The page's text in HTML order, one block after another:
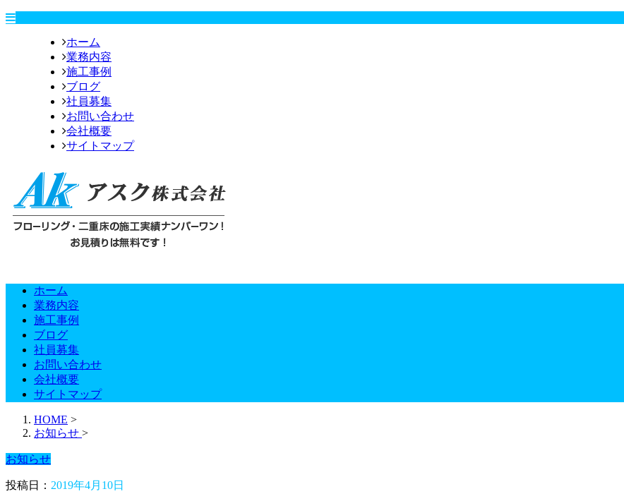
ホーム
業務内容
施工事例
ブログ
社員募集
お問い合わせ
会社概要
サイトマップ
ホーム
業務内容
施工事例
ブログ
社員募集
お問い合わせ
会社概要
サイトマップ
HOME >
お知らせ >
お知らせ
投稿日： 2019年4月10日